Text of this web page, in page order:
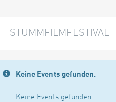
STUMMFILMFESTIVAL
Keine Events gefunden.
Keine Events gefunden.